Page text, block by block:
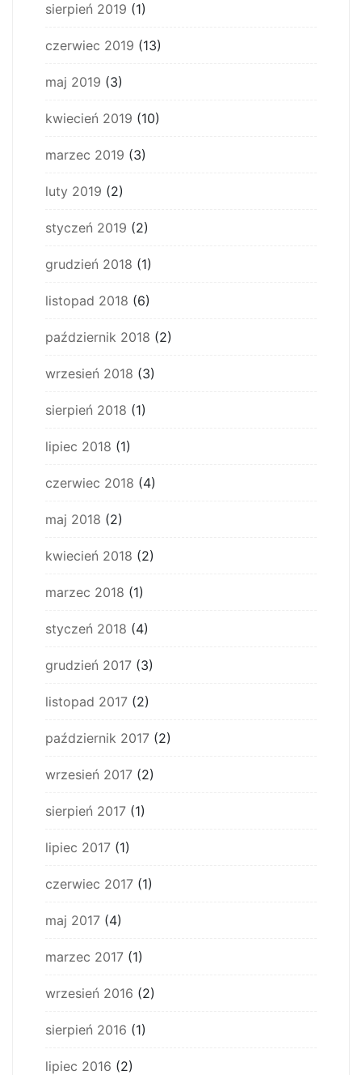
sierpień 2019 (1)
czerwiec 2019 (13)
maj 2019 (3)
kwiecień 2019 (10)
marzec 2019 (3)
luty 2019 (2)
styczeń 2019 (2)
grudzień 2018 (1)
listopad 2018 (6)
październik 2018 (2)
wrzesień 2018 (3)
sierpień 2018 (1)
lipiec 2018 (1)
czerwiec 2018 (4)
maj 2018 (2)
kwiecień 2018 (2)
marzec 2018 (1)
styczeń 2018 (4)
grudzień 2017 (3)
listopad 2017 (2)
październik 2017 (2)
wrzesień 2017 (2)
sierpień 2017 (1)
lipiec 2017 (1)
czerwiec 2017 (1)
maj 2017 (4)
marzec 2017 (1)
wrzesień 2016 (2)
sierpień 2016 (1)
lipiec 2016 (2)